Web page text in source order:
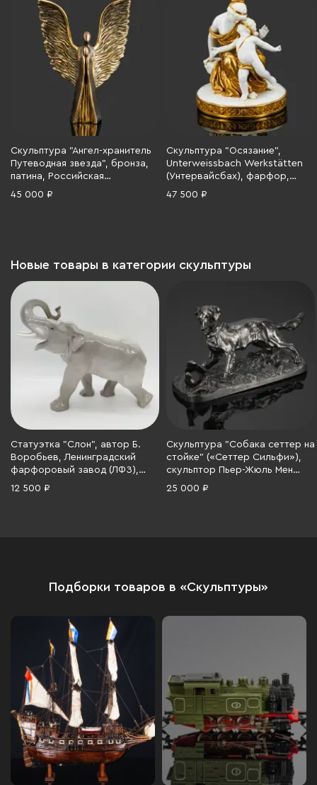
Скульптура "Ангел-хранитель
Путеводная звезда", бронза,
патина, Российская
Федерация, 2025 г.
45 000 ₽
Скульптура "Осязание",
Unterweissbach Werkstätten
(Унтервайсбах), фарфор,
золочение, Германия, 1945-
47 500 ₽
Новые товары в категории скульптуры
Статуэтка "Слон", автор Б.
Воробьев, Ленинградский
фарфоровый завод (ЛФЗ),
фарфор, аэрография, СССР,
12 500 ₽
Скульптура "Собака сеттер на
стойке" («Сеттер Сильфи»),
скульптор Пьер-Жюль Мен
(1810-1879), Каслинский
25 000 ₽
Подборки товаров в «Скульптуры»